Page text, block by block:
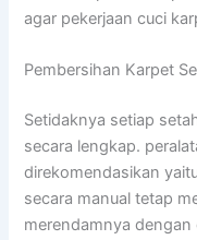
agar pekerjaan cuci
Pembersihan Karpet
Setidaknya setiap
secara lengkap.
direkomendasikan
secara manual tetap
merendamnya